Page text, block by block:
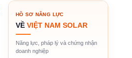
HỒ SƠ NĂNG LỰC
VỀ VIỆT NAM SOLAR
Năng lực, pháp lý và chứng nhận
doanh nghiệp